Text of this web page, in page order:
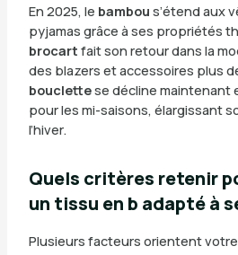
En 2025, le bambou s’étend aux
pyjamas grâce à ses propriétés
brocart fait son retour dans la
des blazers et accessoires plus
bouclettese décline maintenant
pour les mi-saisons, élargissant
l’hiver.
Quels critères retenir
un tissu en b adapté à
Plusieurs facteurs orientent